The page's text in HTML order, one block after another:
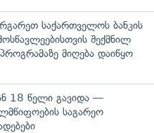
საქართველოს ბანკის
შექმნილ
მიღება დაიწყო
18 წელი გავიდა —
საგარეო